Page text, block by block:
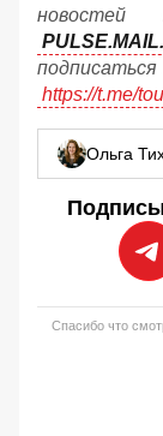
https://t.me/
Ольга
Спасибо что